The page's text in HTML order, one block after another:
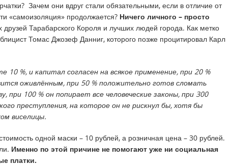
Зачем они вдруг стали обязательными, если в отличие от
«самоизоляция» продолжается? Ничего личного – просто
друзей Тарабарского Короля и лучших людей города. Как метко
Томас Джозеф Данниг, которого позже процитировал Карл
10 %, и капитал согласен на всякое применение, при 20 %
оживлённым, при 50 % положительно готов сломать
при 100 % он попирает все человеческие законы, при 300
преступления, на которое он не рискнул бы, хотя бы
виселицы.
одной маски – 10 рублей, а розничная цена – 30 рублей.
Именно по этой причине не помогают уже ни социальная
платки.